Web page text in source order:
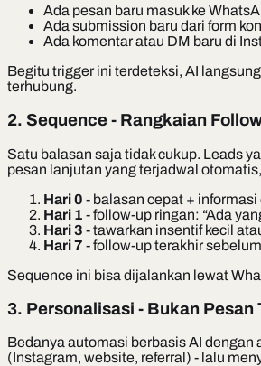
Ada pesan baru masuk ke
Ada submission baru dari form
Ada komentar atau DM baru di
Begitu trigger ini terdeteksi, AI
terhubung.
2. Sequence - Rangkaian
Satu balasan saja tidak cukup. Leads
pesan lanjutan yang terjadwal
Hari 0 - balasan cepat +
Hari 1 - follow-up ringan: “Ada
Hari 3 - tawarkan insentif kecil
Hari 7 - follow-up terakhir
Sequence ini bisa dijalankan lewat
3. Personalisasi - Bukan Pesan
Bedanya automasi berbasis AI
(Instagram, website, referral) - lalu